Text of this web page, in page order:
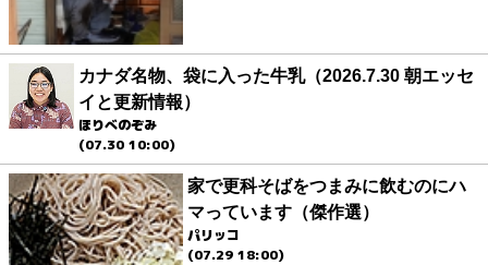
カナダ名物、袋に入った牛乳（2026.7.30 朝エッセ
イと更新情報）
ほりべのぞみ
(07.30 10:00)
家で更科そばをつまみに飲むのにハ
マっています（傑作選）
パリッコ
(07.29 18:00)